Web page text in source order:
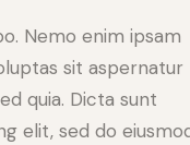
Nemo enim ipsam
sit aspernatur
quia. Dicta sunt
elit, sed do